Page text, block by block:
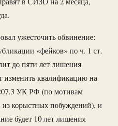
ужесточить обвинение:
«фейков» по ч. 1 ст.
до пяти лет лишения
изменить квалификацию на
УК РФ (по мотивам
из корыстных побуждений), и
будет 10 лет лишения